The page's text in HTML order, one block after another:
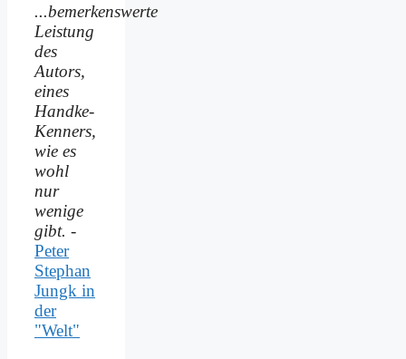
...bemerkenswerte
Leistung
des
Autors,
eines
Handke-
Kenners,
wie es
wohl
nur
wenige
gibt. -
Peter
Stephan
Jungk in
der
"Welt"